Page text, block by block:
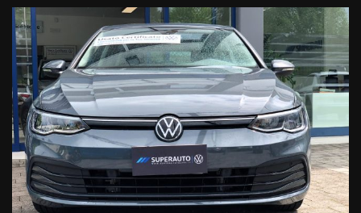
Airbag conducente e passeggero (Disattivabile)
Airbag laterali
Airbag testa
Ancoraggi isofix
Immobilizer elettronico
ABS
ESP
ASR
INTERNO E COMFORT:
Volante multifunzione in pelle, con paddle
Climatizzatore automatico